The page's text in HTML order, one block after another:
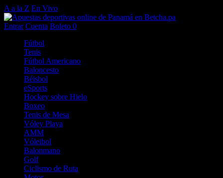
A a la Z En Vivo
Entrar Cuenta Boleto 0
Fútbol
Tenis
Fútbol Americano
Baloncesto
Béisbol
eSports
Hockey sobre Hielo
Boxeo
Tenis de Mesa
Vóley Playa
AMM
Vóleibol
Balonmano
Golf
Ciclismo de Ruta